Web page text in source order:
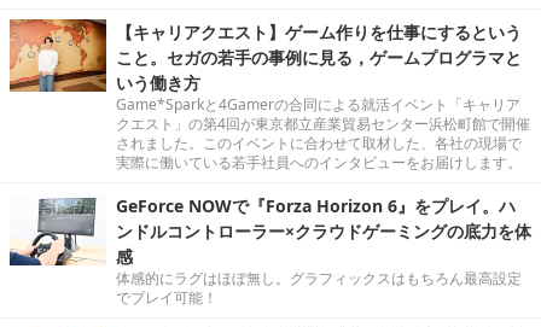
【キャリアクエスト】ゲーム作りを仕事にするという
こと。セガの若手の事例に見る，ゲームプログラマと
いう働き方
Game*Sparkと4Gamerの合同による就活イベント「キャリア
クエスト」の第4回が東京都立産業貿易センター浜松町館で開催
されました。このイベントに合わせて取材した、各社の現場で
実際に働いている若手社員へのインタビューをお届けします。
GeForce NOWで『Forza Horizon 6』をプレイ。ハ
ンドルコントローラー×クラウドゲーミングの底力を体
感
体感的にラグはほぼ無し。グラフィックスはもちろん最高設定
でプレイ可能！